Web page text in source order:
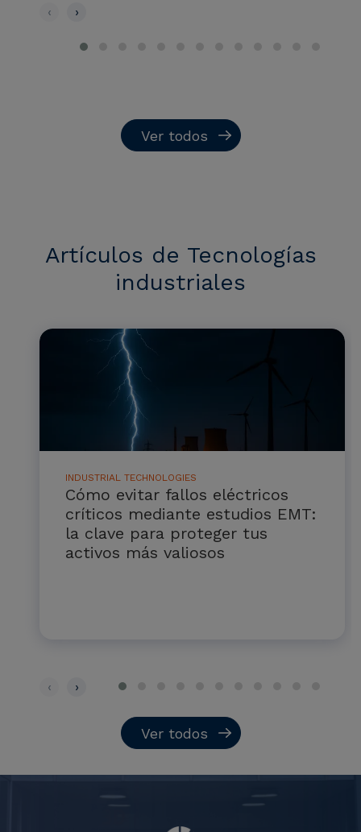
‹ ›
Ver todos
Artículos de Tecnologías
industriales
INDUSTRIAL TECHNOLOGIES
Cómo evitar fallos eléctricos
críticos mediante estudios EMT:
la clave para proteger tus
activos más valiosos
‹ ›
Ver todos